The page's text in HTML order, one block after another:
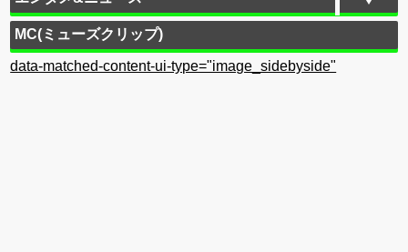
MC(ミューズクリップ)
data-matched-content-ui-type="image_sidebyside"